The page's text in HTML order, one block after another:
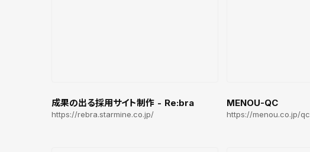
成果の出る採用サイト制作 - Re:bra
https://rebra.starmine.co.jp/
MENOU-QC
https://menou.co.jp/qc